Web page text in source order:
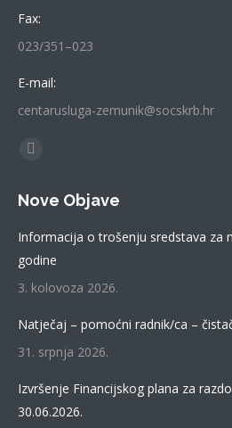
Fax:
023/351–023
E-mail:
centarusluga-zemunik@socskrb.hr
Find us on:
Facebook
opens
in
new
Nove Objave
Informacija o trošenju sredstava za
godine
3. kolovoza 2026.
Natječaj – pomoćni radnik/ca –
31. srpnja 2026.
Izvršenje Financijskog plana za
30.06.2026.